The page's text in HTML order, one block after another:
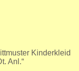
Kinderkleid
Anl.“